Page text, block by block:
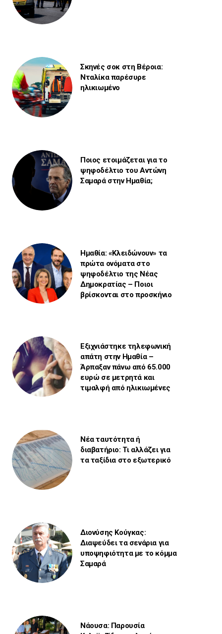
Σκηνές σοκ στη Βέροια:
Νταλίκα παρέσυρε
ηλικιωμένο
Ποιος ετοιμάζεται για το
ψηφοδέλτιο του Αντώνη
Σαμαρά στην Ημαθία;
Ημαθία: «Κλειδώνουν» τα
πρώτα ονόματα στο
ψηφοδέλτιο της Νέας
Δημοκρατίας – Ποιοι
βρίσκονται στο προσκήνιο
Εξιχνιάστηκε τηλεφωνική
απάτη στην Ημαθία –
Άρπαξαν πάνω από 65.000
ευρώ σε μετρητά και
τιμαλφή από ηλικιωμένες
Νέα ταυτότητα ή
διαβατήριο: Τι αλλάζει για
τα ταξίδια στο εξωτερικό
Διονύσης Κούγκας:
Διαψεύδει τα σενάρια για
υποψηφιότητα με το κόμμα
Σαμαρά
Νάουσα: Παρουσία